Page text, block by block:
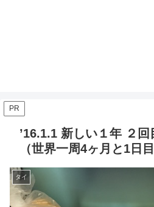
PR
’16.1.1 新しい１年 ２回
（世界一周4ヶ月と1日目
タイ